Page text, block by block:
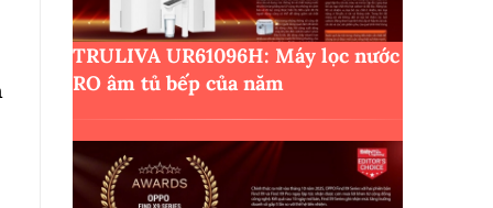
TRULIVA UR61096H: Máy lọc nước
RO âm tủ bếp của năm